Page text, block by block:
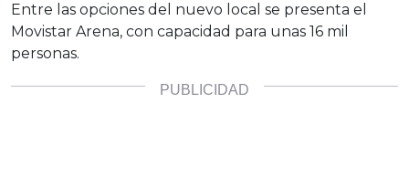
Entre las opciones del nuevo local se presenta el
Movistar Arena, con capacidad para unas 16 mil
personas.